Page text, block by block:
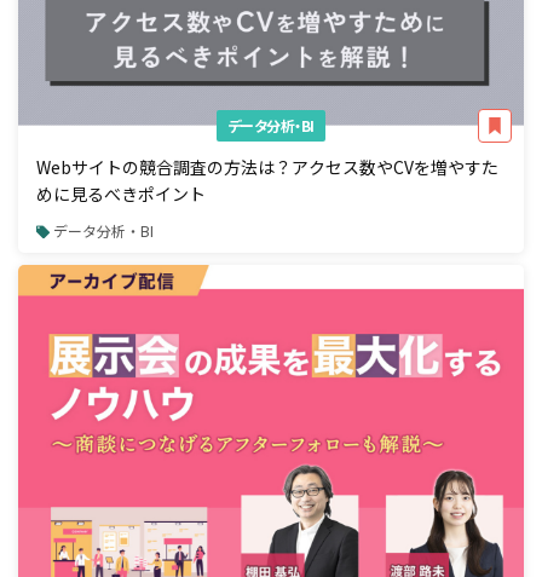
データ分析・BI
Webサイトの競合調査の方法は？アクセス数やCVを増やすた
めに見るべきポイント
データ分析・BI